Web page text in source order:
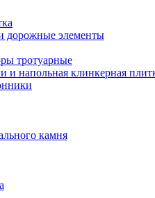
дорожные элементы
тротуарные
и напольная клинкерная
камня